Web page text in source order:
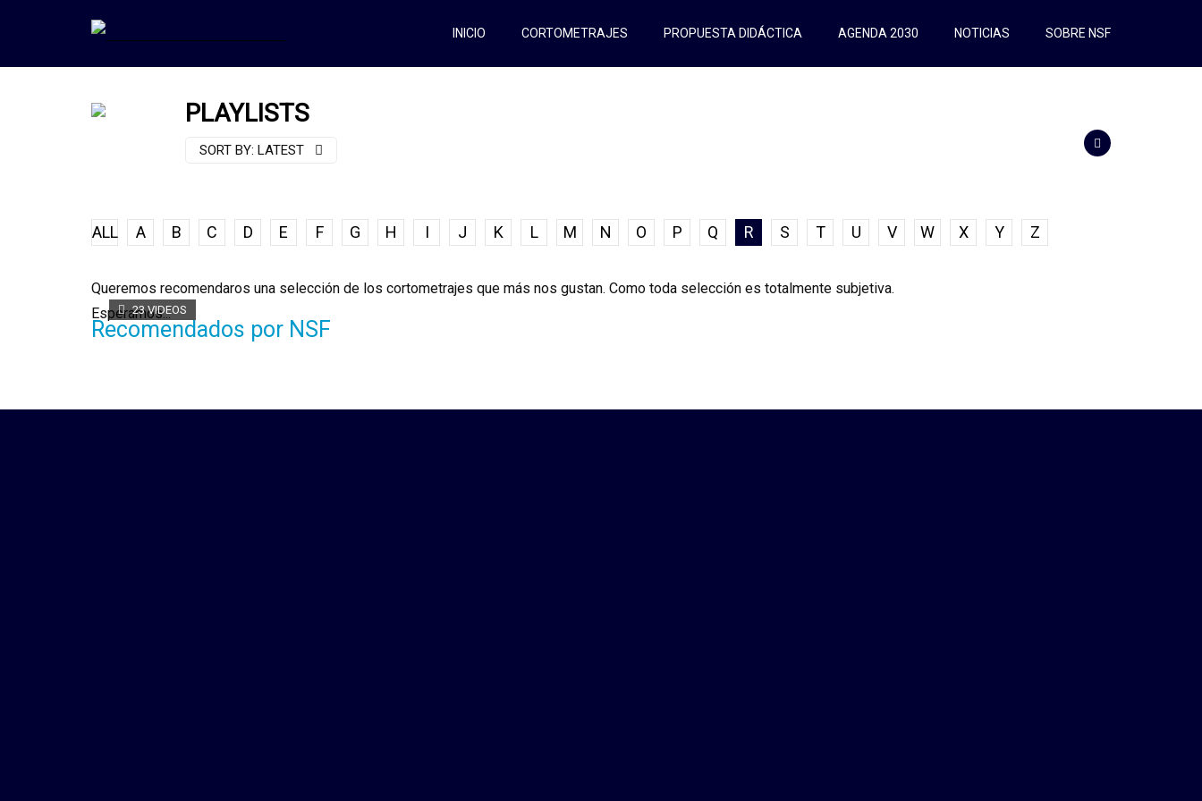
INICIO CORTOMETRAJES PROPUESTA DIDÁCTICA AGENDA 2030 NOTICIAS SOBRE NSF
PLAYLISTS
SORT BY: LATEST
ALL A B C D E F G H I J K L M N O P Q R S T U V W X Y Z
23 VIDEOS
Recomendados por NSF
Queremos recomendaros una selección de los cortometrajes que más nos gustan. Como toda selección es totalmente subjetiva.
Esperamos...